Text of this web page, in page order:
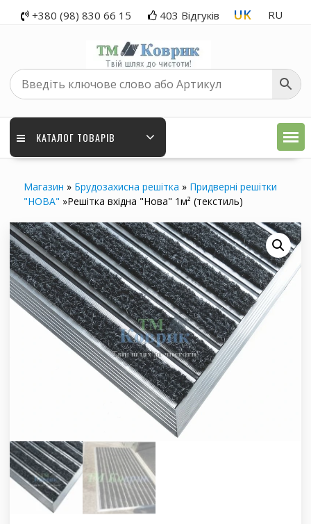
Перейти
+380 (98) 830 66 15 403 Відгуків UK RU
КАТАЛОГ ТОВАРІВ
Магазин » Брудозахисна решітка » Придверні решітки
"НОВА" »Решітка вхідна "Нова" 1м² (текстиль)